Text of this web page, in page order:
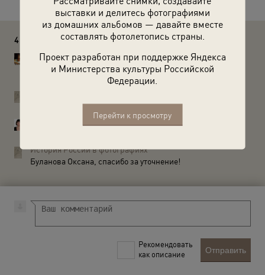
выставки и делитесь фотографиями
из домашних альбомов — давайте вместе
составлять фотолетопись страны.
Проект разработан при поддержке Яндекса
и Министерства культуры Российской
Федерации.
Перейти к просмотру
4 комментария
Буланова Оксана
Это не вода. Это так называемые нефтяные озера -
разлившаяся нефть.
Буланова Оксана, спасибо а комментарий!
Буланова Оксана
История России в фотографиях
Буланова Оксана, спасибо за уточнение!
Рекомендовать
как описание
Отправить